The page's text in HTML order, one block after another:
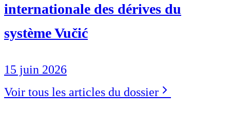
internationale des dérives du
système Vučić
15 juin 2026
Voir tous les articles du dossier